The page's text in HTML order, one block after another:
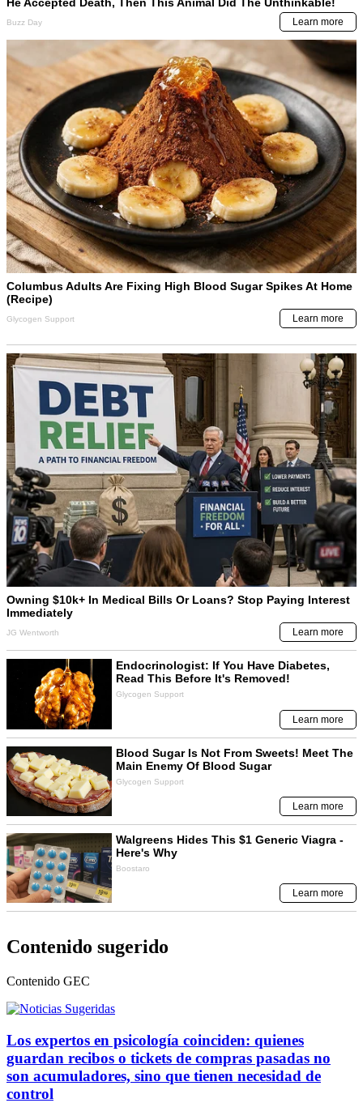
Contenido sugerido
Contenido GEC
Los expertos en psicología coinciden: quienes
guardan recibos o tickets de compras pasadas no
son acumuladores, sino que tienen necesidad de
control